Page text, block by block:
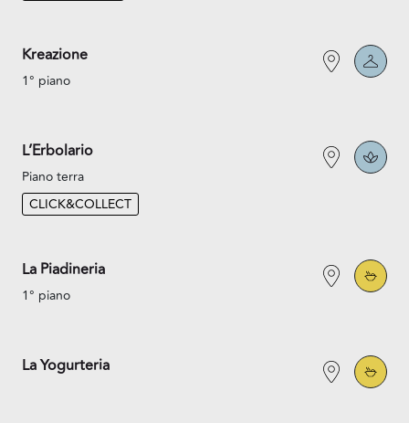
Kreazione
1° piano
L’Erbolario
Piano terra
CLICK&COLLECT
La Piadineria
1° piano
La Yogurteria